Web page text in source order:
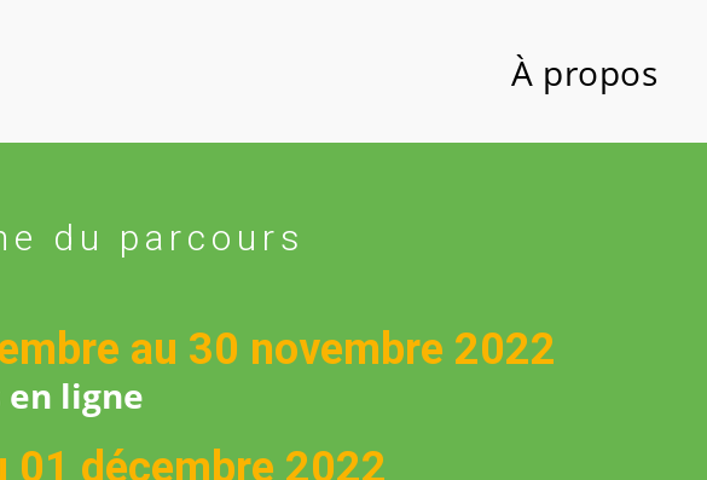
À propos
du parcours
au 30 novembre 2022
ligne
01 décembre 2022